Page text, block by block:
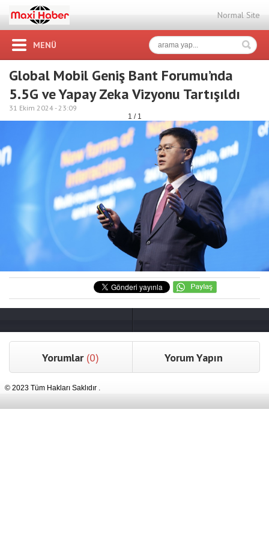
Normal Site
MENÜ
Global Mobil Geniş Bant Forumu’nda
5.5G ve Yapay Zeka Vizyonu Tartışıldı
31 Ekim 2024 -23:09
1 / 1
Yorumlar (0) Yorum Yapın
© 2023 Tüm Hakları Saklıdır .